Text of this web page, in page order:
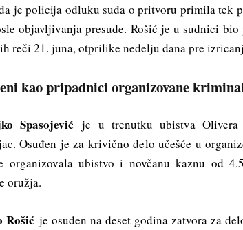
je policija odluku suda o pritvoru primila tek
objavljivanja presude. Rošić je u sudnici
reči 21. juna, otprilike nedelju dana pre
kao pripadnici organizovane
Spasojević je u trenutku ubistva Olivera
Osuđen je za krivično delo učešće u
organizovala ubistvo i novčanu kaznu od
oružja.
Rošić je osuđen na deset godina zatvora za